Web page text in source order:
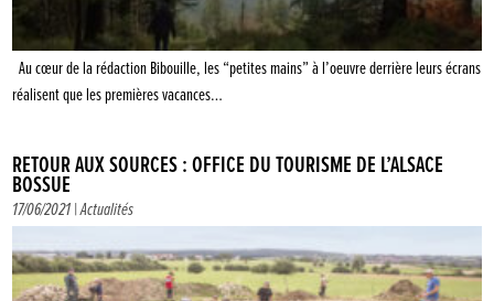
Au cœur de la rédaction Bibouille, les “petites mains” à l’oeuvre derrière leurs écrans
réalisent que les premières vacances…
RETOUR AUX SOURCES : OFFICE DU TOURISME DE L’ALSACE
BOSSUE
17/06/2021 |Actualités